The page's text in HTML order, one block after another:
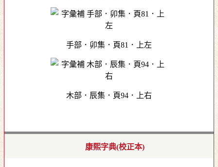
手部．卯集．頁81．上左
木部．辰集．頁94．上右
康熙字典(校正本)